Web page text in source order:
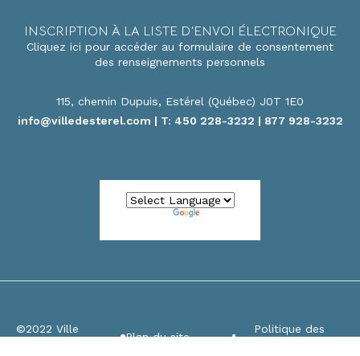
INSCRIPTION À LA LISTE D’ENVOI ÉLECTRONIQUE
Cliquez ici pour accéder au formulaire de consentement
des renseignements personnels
115, chemin Dupuis, Estérel (Québec) J0T 1E0
info@villedesterel.com | T: 450 228-3232 | 877 928-3232
©2022 Ville
Plan du site
Politique des